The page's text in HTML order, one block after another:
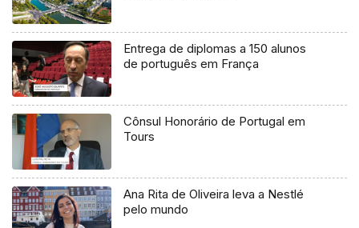
Entrega de diplomas a 150 alunos
de português em França
Cônsul Honorário de Portugal em
Tours
Ana Rita de Oliveira leva a Nestlé
pelo mundo